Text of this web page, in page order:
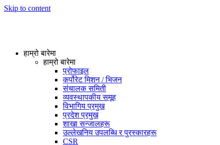
Skip to content
हाम्रो बारेमा
हाम्रो बारेमा
प्रोफाइल
कर्पोरेट मिशन / भिजन
संचालक समिती
व्यवस्थापकीय समूह
विभागिय प्रमुख
प्रदेश प्रमुख
शाखा सन्जालहरू
उल्लेखनिय उपलब्धि र पुरस्कारहरू
CSR